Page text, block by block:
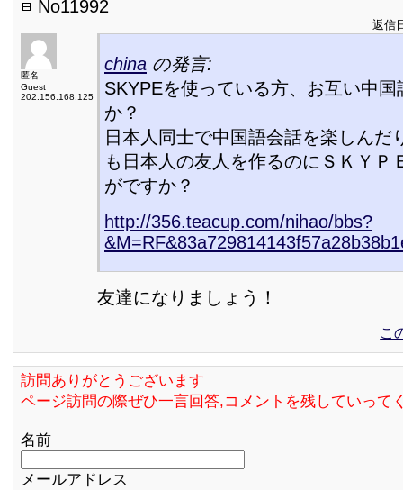
No11992
返信
匿名
Guest
202.156.168.125
china の発言:
SKYPEを使っている方、お互い中
か？
日本人同士で中国語会話を楽しんだ
も日本人の友人を作るのにＳＫＹＰ
がですか？
http://356.teacup.com/nihao/bbs?
友達になりましょう！
こ
訪問ありがとうございます
ページ訪問の際ぜひ一言回答,コメントを残していって
名前
メールアドレス